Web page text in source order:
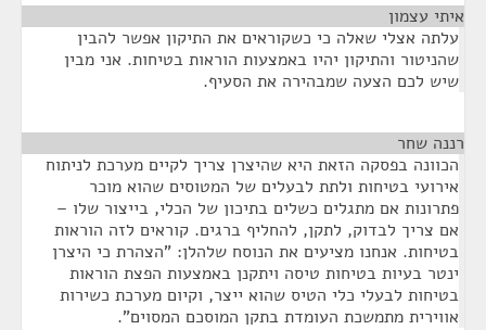
איתי עצמון
עלתה אצלי שאלה כי כשקוראים את התיקון אפשר להבין
שהניטור והתיקון יהיו באמצעות הוראות בטיחות. אני מבין
שיש לכם הצעה שמבהירה את הסעיף.
רננה שחר
הכוונה בפסקה הזאת היא שהיצרן צריך לקיים מערכת לניתוח
אירועי בטיחות ולתת לבעלים של המטוסים שהוא מוכר
פתרונות אם מתגלים כשלים בתיכון של הכלי, בייצור שלו –
אם צריך לבדוק, לתקן, להחליף ברגים. קוראים לזה הוראות
בטיחות. אנחנו מציעים את הנוסח שלהלן: "הצהרת כי היצרן
ינטר בעיות בטיחות טיסה ויתקנן באמצעות הפצת הוראות
בטיחות לבעלי כלי הטיס שהוא ייצר, וקיום מערכת כשירות
אווירית מתמשכת העומדת בתקן המוסכם המסוים".